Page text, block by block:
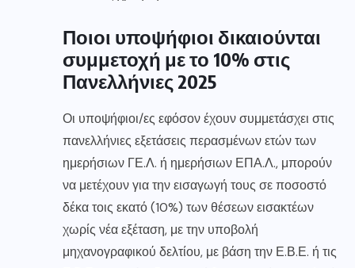
Ποιοι υποψήφιοι δικαιούνται
συμμετοχή με το 10% στις
Πανελλήνιες 2025
Οι υποψήφιοι/ες εφόσον έχουν συμμετάσχει στις
πανελλήνιες εξετάσεις περασμένων ετών των
ημερήσιων ΓΕ.Λ. ή ημερήσιων ΕΠΑ.Λ., μπορούν
να μετέχουν για την εισαγωγή τους σε ποσοστό
δέκα τοις εκατό (10%) των θέσεων εισακτέων
χωρίς νέα εξέταση, με την υποβολή
μηχανογραφικού δελτίου, με βάση την Ε.Β.Ε. ή τις